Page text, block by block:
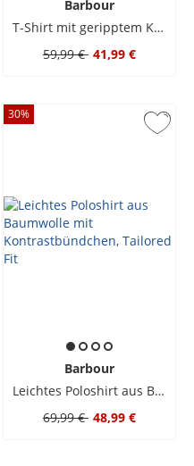
Barbour
T-Shirt mit geripptem Kontrastkragen, Tailored Fit
59,99 € 41,99 €
30%
Barbour
Leichtes Poloshirt aus Baumwolle mit Kontrastbündchen, Tailored Fit
69,99 € 48,99 €